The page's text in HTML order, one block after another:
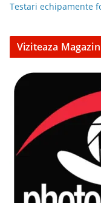
Testari echipamente
Viziteaza